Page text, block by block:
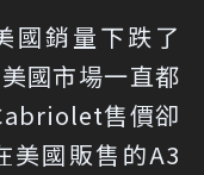
國銷量下跌了
國市場一直都
售價卻
美國販售的A3